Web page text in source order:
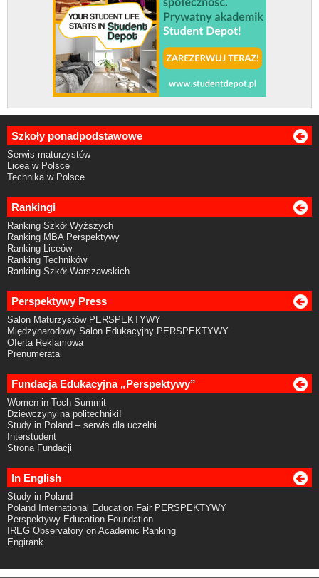
Szkoły ponadpodstawowe
Serwis maturzystów
Licea w Polsce
Technika w Polsce
Rankingi
Ranking Szkół Wyższych
Ranking MBA Perspektywy
Ranking Liceów
Ranking Techników
Ranking Szkół Warszawskich
Perspektywy Press
Salon Maturzystów PERSPEKTYWY
Międzynarodowy Salon Edukacyjny PERSPEKTYWY
Oferta Reklamowa
Prenumerata
Fundacja Edukacyjna „Perspektywy”
Women in Tech Summit
Dziewczyny na politechniki!
Study in Poland – serwis dla uczelni
Interstudent
Strona Fundacji
In English
Study in Poland
Poland International Education Fair PERSPEKTYWY
Perspektywy Education Foundation
IREG Observatory on Academic Ranking
Engirank